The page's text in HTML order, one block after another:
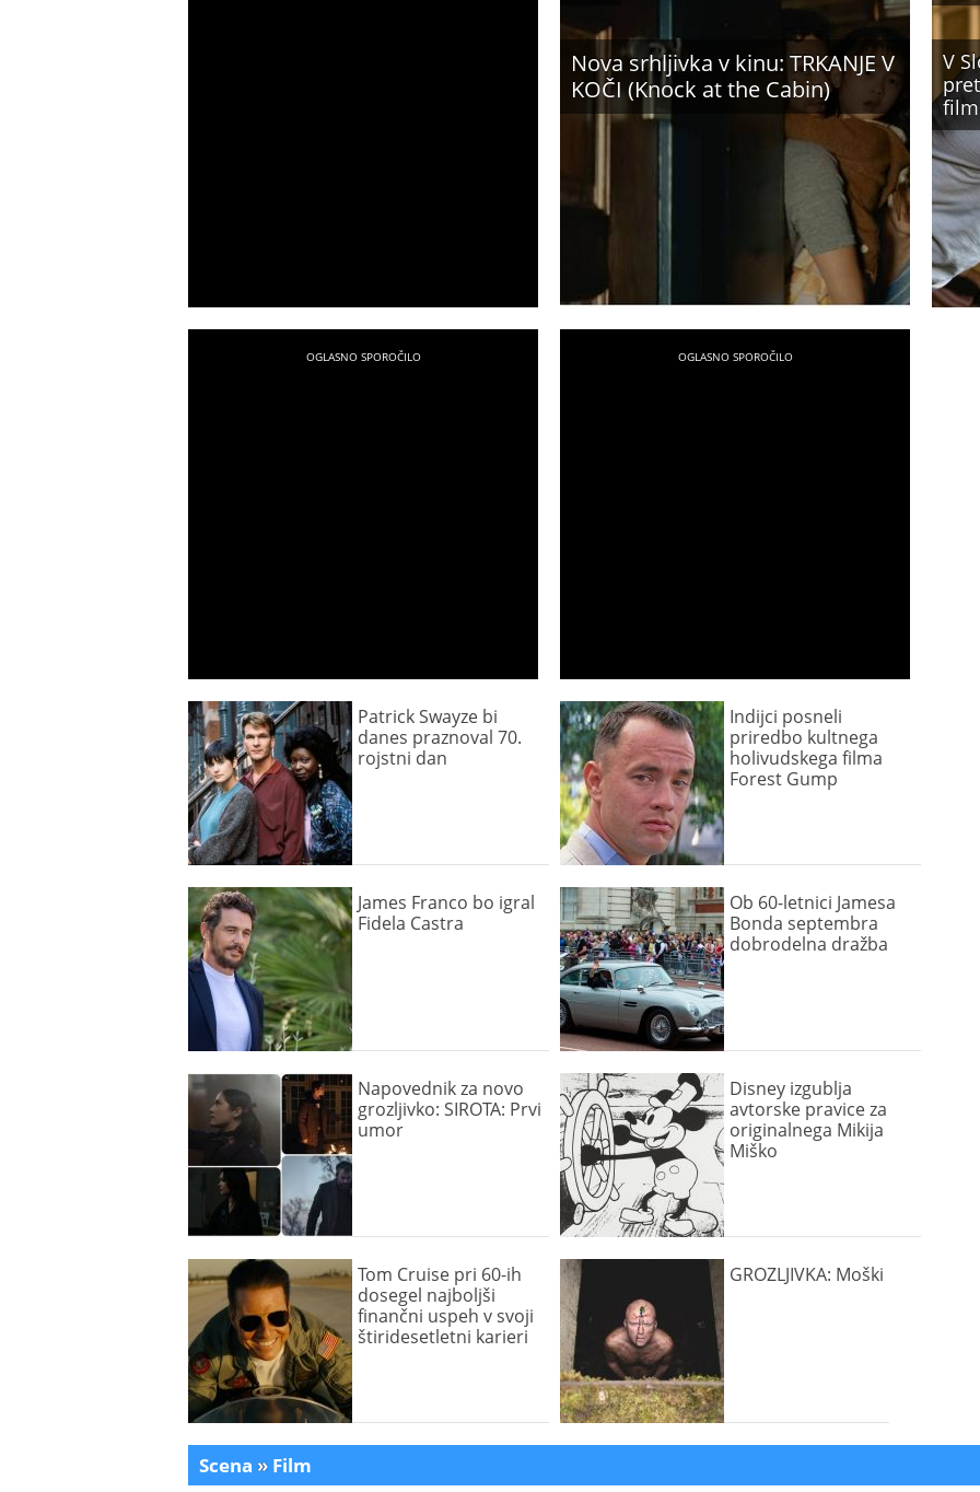
Nova srhljivka v kinu: TRKANJE V
KOČI (Knock at the Cabin)
V
Patrick Swayze bi
danes praznoval 70.
rojstni dan
Indijci posneli
priredbo kultnega
holivudskega filma
Forest Gump
James Franco bo igral
Fidela Castra
Ob 60-letnici Jamesa
Bonda septembra
dobrodelna dražba
Napovednik za novo
grozljivko: SIROTA: Prvi
umor
Disney izgublja
avtorske pravice za
originalnega Mikija
Miško
Tom Cruise pri 60-ih
dosegel najboljši
finančni uspeh v svoji
štiridesetletni karieri
GROZLJIVKA: Moški
Scena » Film